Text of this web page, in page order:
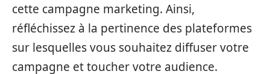
cette campagne marketing. Ainsi,
réfléchissez à la pertinence des plateformes
sur lesquelles vous souhaitez diffuser votre
campagne et toucher votre audience.